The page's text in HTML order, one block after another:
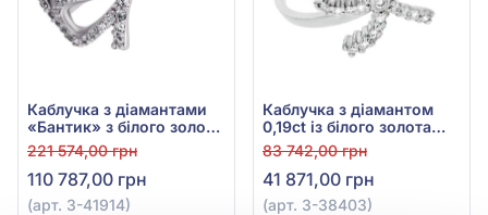
Каблучка з діамантами
«Бантик» з білого золота
750° з діамантом 0,73ct,
арт. 3-41914
221 574,00 грн
110 787,00 грн
(арт. 3-41914)
Каблучка з діамантом
0,19ct із білого золота
750°, арт. 3-38403
83 742,00 грн
41 871,00 грн
(арт. 3-38403)